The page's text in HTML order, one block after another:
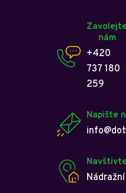
Zavolejte
nám
+420
737 180
259
Napište